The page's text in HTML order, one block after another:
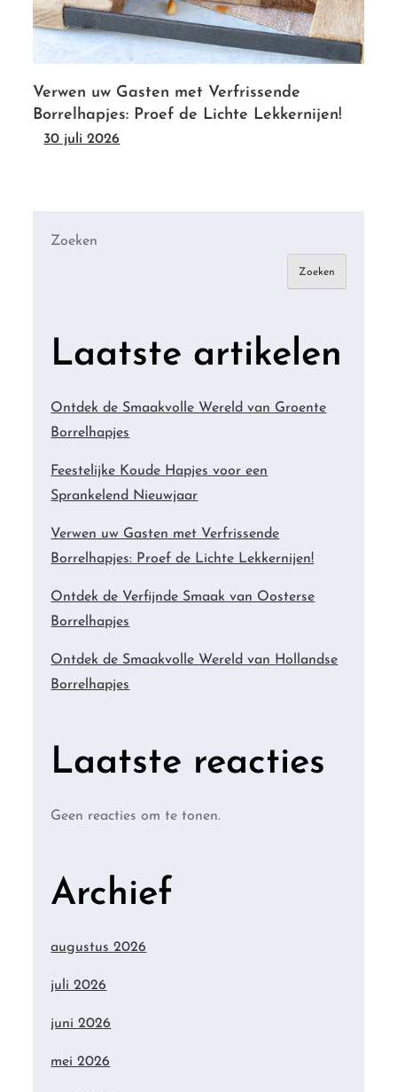
Verwen uw Gasten met Verfrissende
Borrelhapjes: Proef de Lichte Lekkernijen!
30 juli 2026
Zoeken
Zoeken
Laatste artikelen
Ontdek de Smaakvolle Wereld van Groente
Borrelhapjes
Feestelijke Koude Hapjes voor een
Sprankelend Nieuwjaar
Verwen uw Gasten met Verfrissende
Borrelhapjes: Proef de Lichte Lekkernijen!
Ontdek de Verfijnde Smaak van Oosterse
Borrelhapjes
Ontdek de Smaakvolle Wereld van Hollandse
Borrelhapjes
Laatste reacties
Geen reacties om te tonen.
Archief
augustus 2026
juli 2026
juni 2026
mei 2026